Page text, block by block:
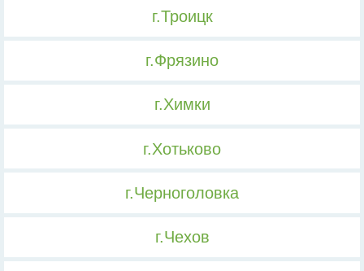
г.Троицк
г.Фрязино
г.Химки
г.Хотьково
г.Черноголовка
г.Чехов